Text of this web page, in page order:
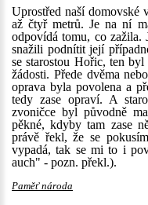
Uprostřed naší domovské
až čtyř metrů. Je na ní
odpovídá tomu, co zažila.
snažili podnítit její
se starostou Hořic, ten
žádosti. Přede dvěma
oprava byla povolena a
tedy zase opraví. A
zvoničce byl původně
pěkné, kdyby tam zase
právě řekl, že se
vypadá, tak se mi to i
auch" - pozn. překl.).
Paměť národa